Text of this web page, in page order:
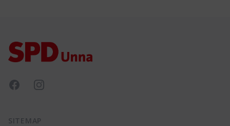
FacebookInstagram
SITEMAP